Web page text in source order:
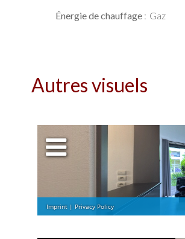
Énergie de chauffage Gaz
Autres visuels